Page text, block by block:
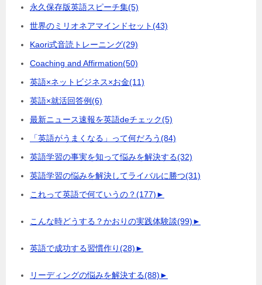
永久保存版英語スピーチ集(5)
世界のミリオネアマインドセット(43)
Kaori式音読トレーニング(29)
Coaching and Affirmation(50)
英語×ネットビジネス×お金(11)
英語×就活回答例(6)
最新ニュース速報を英語deチェック(5)
「英語がうまくなる」って何だろう(84)
英語学習の事実を知って悩みを解決する(32)
英語学習の悩みを解決してライバルに勝つ(31)
これって英語で何ていうの？(177)►
こんな時どうする？かおりの実践体験談(99)►
英語で成功する習慣作り(28)►
リーディングの悩みを解決する(88)►